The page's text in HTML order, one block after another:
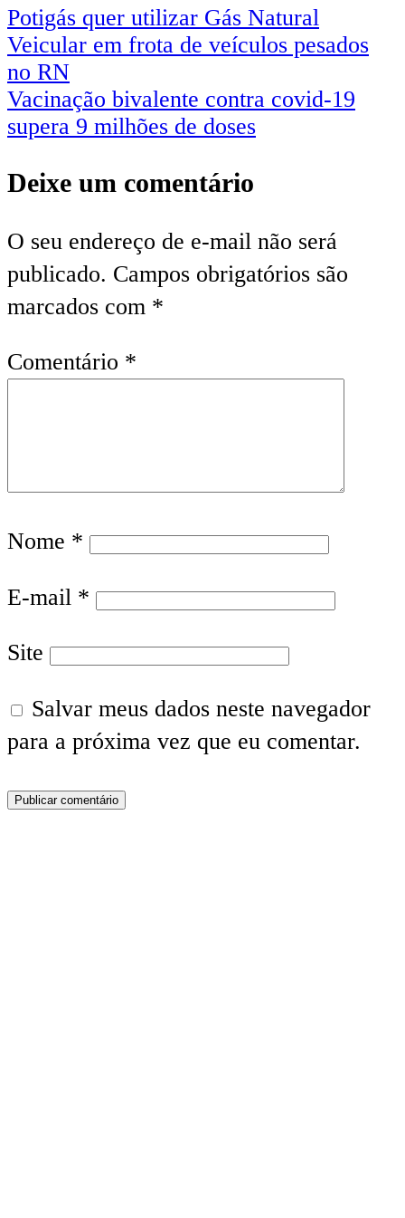
Potigás quer utilizar Gás Natural
Veicular em frota de veículos pesados
no RN
Vacinação bivalente contra covid-19
supera 9 milhões de doses
Deixe um comentário
O seu endereço de e-mail não será
publicado. Campos obrigatórios são
marcados com *
Comentário *
Nome *
E-mail *
Site
Salvar meus dados neste navegador
para a próxima vez que eu comentar.